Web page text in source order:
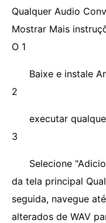
Qualquer Audio
Mostrar Mais
O 1
Baixe e instale
2
executar
3
Selecione
da tela principal
seguida, navegue
alterados de WAV